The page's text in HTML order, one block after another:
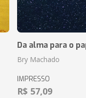
Da alma para o
Bry Machado
IMPRESSO
R$ 57,09